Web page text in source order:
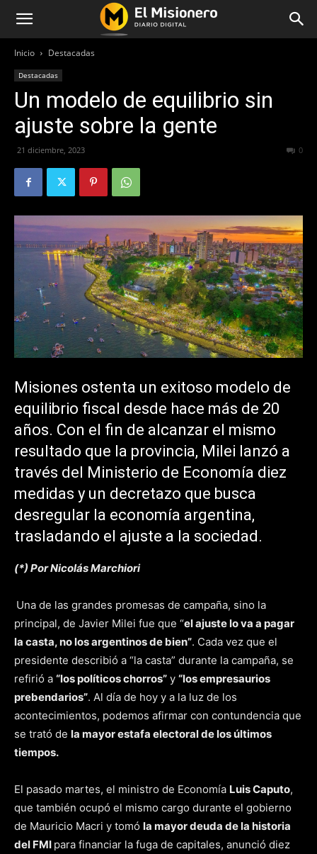
Inicio Destacadas
Destacadas
Un modelo de equilibrio sin
ajuste sobre la gente
21 diciembre, 2023 0
Misiones ostenta un exitoso modelo de
equilibrio fiscal desde hace más de 20
años. Con el fin de alcanzar el mismo
resultado que la provincia, Milei lanzó a
través del Ministerio de Economía diez
medidas y un decretazo que busca
desregular la economía argentina,
trasladando el ajuste a la sociedad.
(*) Por Nicolás Marchiori
Una de las grandes promesas de campaña, sino la
principal, de Javier Milei fue que “el ajuste lo va a pagar
la casta, no los argentinos de bien”. Cada vez que el
presidente describió a “la casta” durante la campaña, se
refirió a “los políticos chorros” y “los empresaurios
prebendarios”. Al día de hoy y a la luz de los
acontecimientos, podemos afirmar con contundencia que
se trató de la mayor estafa electoral de los últimos
tiempos.
El pasado martes, el ministro de Economía Luis Caputo,
que también ocupó el mismo cargo durante el gobierno
de Mauricio Macri y tomó la mayor deuda de la historia
del FMI para financiar la fuga de capitales, anunció diez